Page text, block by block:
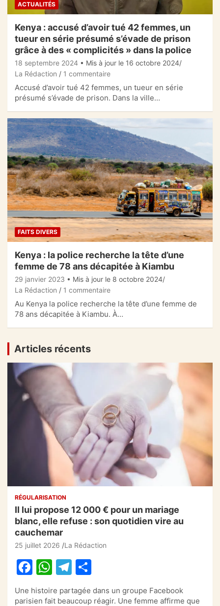
ACTUALITÉS
Kenya : accusé d’avoir tué 42 femmes, un
tueur en série présumé s’évade de prison
grâce à des « complicités » dans la police
18 septembre 2024 • Mis à jour le 16 octobre 2024
La Rédaction
1 commentaire
Accusé d’avoir tué 42 femmes, un tueur en série
présumé s’évade de prison. Dans la ville…
FAITS DIVERS
Kenya : la police recherche la tête d’une
femme de 78 ans décapitée à Kiambu
29 janvier 2023 • Mis à jour le 8 octobre 2024
La Rédaction
1 commentaire
Au Kenya la police recherche la tête d’une femme de
78 ans décapitée à Kiambu. À…
Articles récents
RÉGULARISATION
Il lui propose 12 000 € pour un mariage
blanc, elle refuse : son quotidien vire au
cauchemar
25 juillet 2026 La Rédaction
F
a
c
W
at
T
el
e
ar
ta
Une histoire partagée dans un groupe Facebook
parisien fait beaucoup réagir. Une femme affirme que